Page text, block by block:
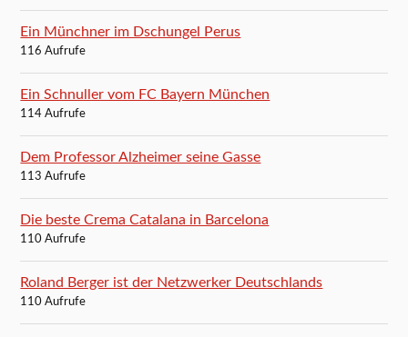
Ein Münchner im Dschungel Perus
116 Aufrufe
Ein Schnuller vom FC Bayern München
114 Aufrufe
Dem Professor Alzheimer seine Gasse
113 Aufrufe
Die beste Crema Catalana in Barcelona
110 Aufrufe
Roland Berger ist der Netzwerker Deutschlands
110 Aufrufe